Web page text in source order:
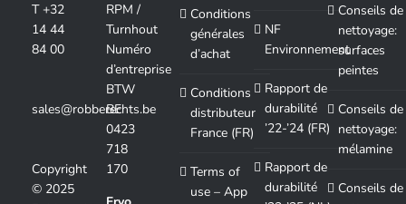
T +32
14 44
84 00
sales@robberechts.be
Copyright
© 2025
RPM /
Turnhout
Numéro
d’entreprise
BTW
BE
0423
718
170
Conditions
générales
d’achat
Conditions
distributeur
France (FR)
Terms of
use – App
NF
Environnement
Rapport de
durabilité
’22-’24 (FR)
Rapport de
durabilité
Conseils de
nettoyage:
surfaces
peintes
Conseils de
nettoyage:
mélamine
Conseils de